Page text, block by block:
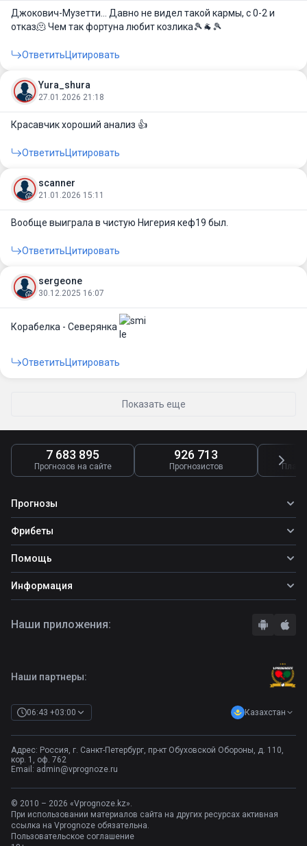
Джокович-Музетти… Давно не видел такой кармы, с 0-2 и
отказ🫠 Чем так фортуна любит козлика🎾🐐🎾
ОтветитьЦитировать
Yura_shura
27.01.2026 21:18
Красавчик хороший анализ 👍
ОтветитьЦитировать
scanner
21.01.2026 15:11
Вообще выиграла в чистую Нигерия кеф19 был.
ОтветитьЦитировать
sergeone
30.12.2025 16:07
Корабелка - Северянка
ОтветитьЦитировать
Показать еще
7 683 895
Прогнозов на сайте
926 713
Прогнозистов
Прогнозы
Все прогнозы
Топ ставок
Прогнозы на футбол
Фрибеты
Фрибеты
Фрибет Ubet
Фрибет Фонбет
Фрибет Олимпбет
Помощь
Школа ставок
Вопросы и ответы
Бонусы букмекеров
Информация
Правила
Наши партнеры:
06:43 +03:00 Казахстан
Адрес: Россия, г. Санкт-Петербург, пр-кт Обуховской Обороны, д. 110,
кор. 1, оф. 762
Email: admin@vprognoze.ru
Наши приложения:
© 2010 – 2026 «Vprognoze.kz».
При использовании материалов сайта на других ресурсах активная
ссылка на Vprognoze обязательна.
Пользовательское соглашение